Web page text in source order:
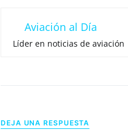
Aviación al Día
Líder en noticias de aviación
DEJA UNA RESPUESTA